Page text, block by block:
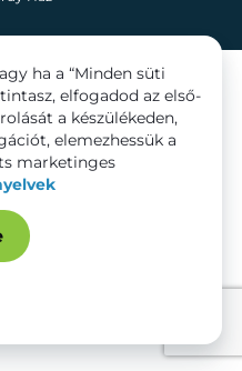
ha a “Minden süti
elfogadod az első-
a készülékeden,
elemezhessük a
marketinges